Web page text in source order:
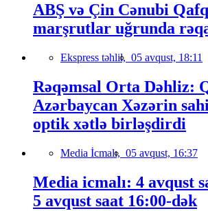
ABŞ və Çin Cənubi
marşrutlar uğrunda
Ekspress təhlil, 05 avqust, 18:11
Rəqəmsal Orta Dəhliz:
Azərbaycan Xəzərin
optik xətlə birləşdirdi
Media İcmalı, 05 avqust, 16:37
Media icmalı: 4 avqust
5 avqust saat 16:00-dək